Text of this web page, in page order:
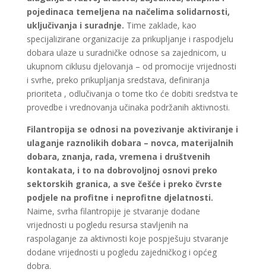
pojedinaca temeljena na načelima solidarnosti,
uključivanja i suradnje. Time zaklade, kao
specijalizirane organizacije za prikupljanje i raspodjelu
dobara ulaze u suradničke odnose sa zajednicom, u
ukupnom ciklusu djelovanja – od promocije vrijednosti
i svrhe, preko prikupljanja sredstava, definiranja
prioriteta , odlučivanja o tome tko će dobiti sredstva te
provedbe i vrednovanja učinaka podržanih aktivnosti.
Filantropija se odnosi na povezivanje aktiviranje i
ulaganje raznolikih dobara – novca, materijalnih
dobara, znanja, rada, vremena i društvenih
kontakata, i to na dobrovoljnoj osnovi preko
sektorskih granica, a sve češće i preko čvrste
podjele na profitne i neprofitne djelatnosti.
Naime, svrha filantropije je stvaranje dodane
vrijednosti u pogledu resursa stavljenih na
raspolaganje za aktivnosti koje pospješuju stvaranje
dodane vrijednosti u pogledu zajedničkog i općeg
dobra.